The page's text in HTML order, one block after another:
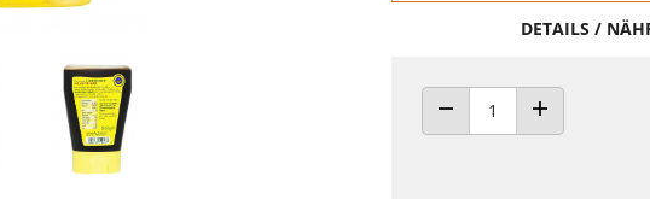
DETAILS /
ANZAHL VERRINGERN
ANZAHL